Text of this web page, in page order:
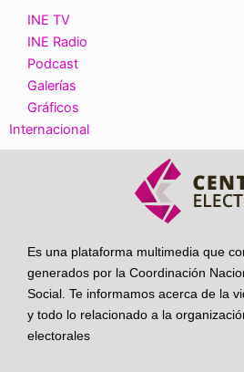
INE TV
INE Radio
Podcast
Galerías
Gráficos
Internacional
Es una plataforma multimedia que
generados por la Coordinación
Social. Te informamos acerca de la
y todo lo relacionado a la
electorales